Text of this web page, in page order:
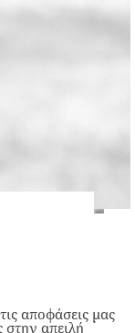
αποφάσεις μας
απειλή